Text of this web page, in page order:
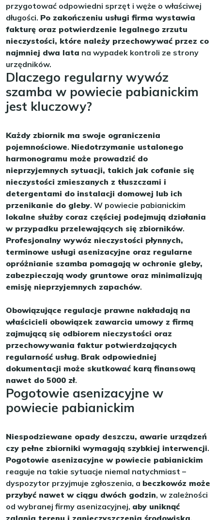
przygotować odpowiedni sprzęt i węże o właściwej
długości. Po zakończeniu usługi firma wystawia
fakturę oraz potwierdzenie legalnego zrzutu
nieczystości, które należy przechowywać przez co
najmniej dwa lata na wypadek kontroli ze strony
urzędników.
Dlaczego regularny wywóz
szamba w powiecie pabianickim
jest kluczowy?
Każdy zbiornik ma swoje ograniczenia
pojemnościowe. Niedotrzymanie ustalonego
harmonogramu może prowadzić do
nieprzyjemnych sytuacji, takich jak cofanie się
nieczystości zmieszanych z tłuszczami i
detergentami do instalacji domowej lub ich
przenikanie do gleby. W powiecie pabianickim
lokalne służby coraz częściej podejmują działania
w przypadku przelewających się zbiorników.
Profesjonalny wywóz nieczystości płynnych,
terminowe usługi asenizacyjne oraz regularne
opróżnianie szamba pomagają w ochronie gleby,
zabezpieczają wody gruntowe oraz minimalizują
emisję nieprzyjemnych zapachów.
Obowiązujące regulacje prawne nakładają na
właścicieli obowiązek zawarcia umowy z firmą
zajmującą się odbiorem nieczystości oraz
przechowywania faktur potwierdzających
regularność usług. Brak odpowiedniej
dokumentacji może skutkować karą finansową
nawet do 5000 zł.
Pogotowie asenizacyjne w
powiecie pabianickim
Niespodziewane opady deszczu, awarie urządzeń
czy pełne zbiorniki wymagają szybkiej interwencji.
Pogotowie asenizacyjne w powiecie pabianickim
reaguje na takie sytuacje niemal natychmiast –
dyspozytor przyjmuje zgłoszenia, a beczkowóz może
przybyć nawet w ciągu dwóch godzin, w zależności
od wybranej firmy asenizacyjnej, aby uniknąć